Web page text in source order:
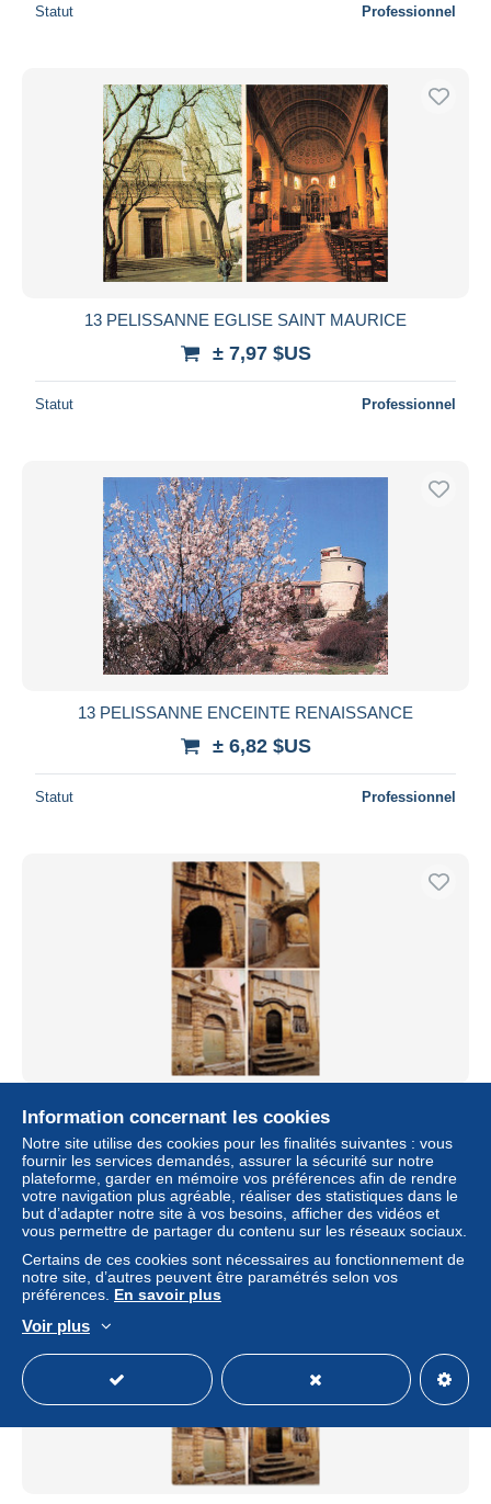
Statut Professionnel
13 PELISSANNE EGLISE SAINT MAURICE
± 7,97 $US
Statut Professionnel
13 PELISSANNE ENCEINTE RENAISSANCE
± 6,82 $US
Statut Professionnel
MA1467
± 2,99 $US
Statut Professionnel
Information concernant les cookies
Notre site utilise des cookies pour les finalités suivantes : vous
fournir les services demandés, assurer la sécurité sur notre
plateforme, garder en mémoire vos préférences afin de rendre
votre navigation plus agréable, réaliser des statistiques dans le
but d’adapter notre site à vos besoins, afficher des vidéos et
vous permettre de partager du contenu sur les réseaux sociaux.
Certains de ces cookies sont nécessaires au fonctionnement de
notre site, d’autres peuvent être paramétrés selon vos
préférences. En savoir plus
Voir plus